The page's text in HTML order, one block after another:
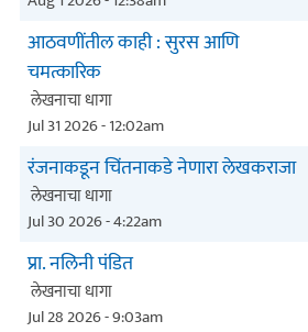
आठवणींतील काही : सुरस आणि
चमत्कारिक
लेखनाचा धागा
Jul 31 2026 - 12:02am
रंजनाकडून चिंतनाकडे नेणारा लेखकराजा
लेखनाचा धागा
Jul 30 2026 - 4:22am
प्रा. नलिनी पंडित
लेखनाचा धागा
Jul 28 2026 - 9:03am